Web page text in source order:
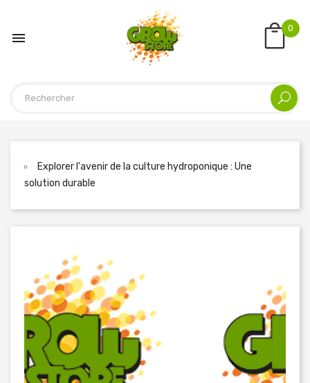

0
Explorer l'avenir de la culture hydroponique : Une
solution durable